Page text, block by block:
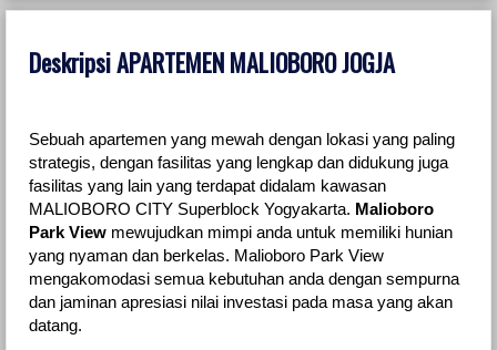
Deskripsi APARTEMEN MALIOBORO JOGJA
Sebuah apartemen yang mewah dengan lokasi yang paling
strategis, dengan fasilitas yang lengkap dan didukung juga
fasilitas yang lain yang terdapat didalam kawasan
MALIOBORO CITY Superblock Yogyakarta. Malioboro
Park View mewujudkan mimpi anda untuk memiliki hunian
yang nyaman dan berkelas. Malioboro Park View
mengakomodasi semua kebutuhan anda dengan sempurna
dan jaminan apresiasi nilai investasi pada masa yang akan
datang.